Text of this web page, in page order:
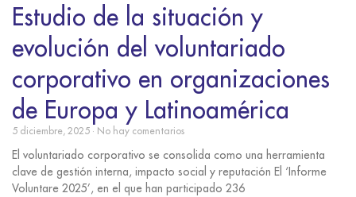
Estudio de la situación y
evolución del voluntariado
corporativo en organizaciones
de Europa y Latinoamérica
5 diciembre, 2025 No hay comentarios
El voluntariado corporativo se consolida como una herramienta
clave de gestión interna, impacto social y reputación El ‘Informe
Voluntare 2025’, en el que han participado 236